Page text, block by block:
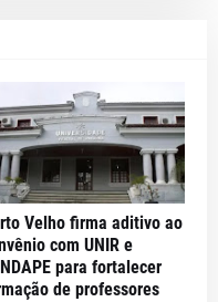
Velho firma aditivo ao
com UNIR e
para fortalecer
de professores